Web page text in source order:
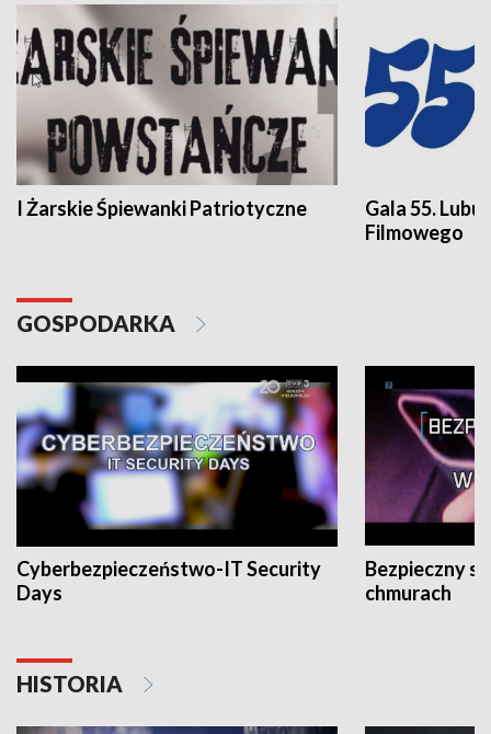
I Żarskie Śpiewanki Patriotyczne
Gala 55.
Filmowego
GOSPODARKA
Cyberbezpieczeństwo-IT Security
Days
Bezpieczny
chmurach
HISTORIA